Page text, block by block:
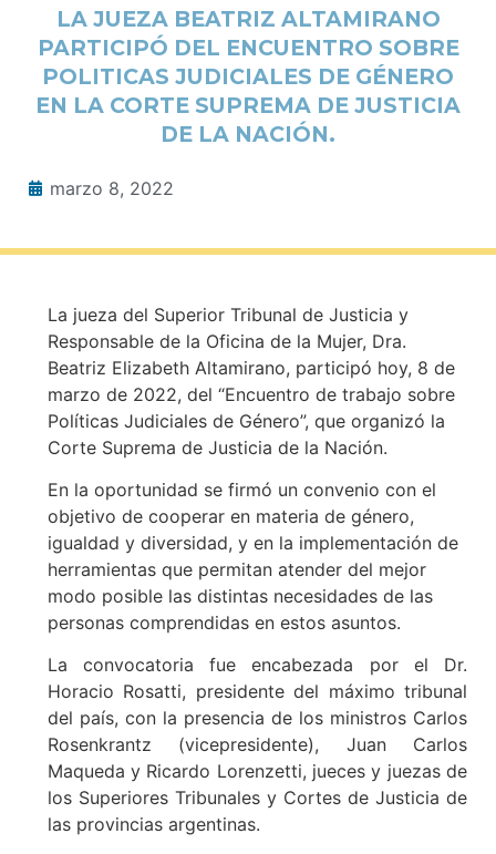
LA JUEZA BEATRIZ ALTAMIRANO
PARTICIPÓ DEL ENCUENTRO SOBRE
POLITICAS JUDICIALES DE GÉNERO
EN LA CORTE SUPREMA DE JUSTICIA
DE LA NACIÓN.
marzo 8, 2022
La jueza del Superior Tribunal de Justicia y
Responsable de la Oficina de la Mujer, Dra.
Beatriz Elizabeth Altamirano, participó hoy, 8 de
marzo de 2022, del “Encuentro de trabajo sobre
Políticas Judiciales de Género”, que organizó la
Corte Suprema de Justicia de la Nación.
En la oportunidad se firmó un convenio con el
objetivo de cooperar en materia de género,
igualdad y diversidad, y en la implementación de
herramientas que permitan atender del mejor
modo posible las distintas necesidades de las
personas comprendidas en estos asuntos.
La convocatoria fue encabezada por el Dr.
Horacio Rosatti, presidente del máximo tribunal
del país, con la presencia de los ministros Carlos
Rosenkrantz (vicepresidente), Juan Carlos
Maqueda y Ricardo Lorenzetti, jueces y juezas de
los Superiores Tribunales y Cortes de Justicia de
las provincias argentinas.